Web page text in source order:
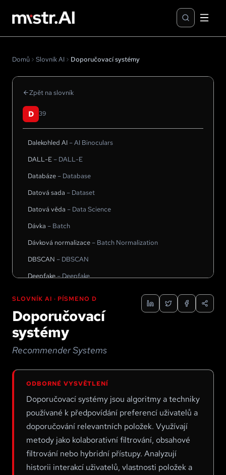
Domů Slovník AI Doporučovací systémy
Zpět na slovník
D 39
Dalekohled AI–AI Binoculars
DALL-E– DALL-E
Databáze– Database
Datová sada – Dataset
Datová věda – Data Science
Dávka – Batch
Dávková normalizace– Batch Normalization
DBSCAN – DBSCAN
Deepfake–Deepfake
Deskriptivní analýza
Descriptive Analytics
Detekce anomálií
Detekce deepfake
Detekce pohybu –
Motion Detection
Deterministická gradientní politika–Deterministic Policy
Gradient
Diagnostická analýza–Diagnostic Analytics
Dialogové systémy –Dialog Systems
SLOVNÍK AI · PÍSMENO D
Doporučovací
systémy
Recommender Systems
ODBORNÉ VYSVĚTLENÍ
Doporučovací systémy jsou algoritmy a techniky
používané k předpovídání preferencí uživatelů a
doporučování relevantních položek. Využívají
metody jako kolaborativní filtrování, obsahové
filtrování nebo hybridní přístupy. Analyzují
historii interakcí uživatelů, vlastnosti položek a